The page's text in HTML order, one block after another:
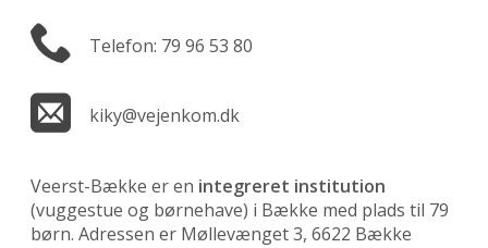
Telefon: 79 96 53 80
kiky@vejenkom.dk
Veerst-Bække er en integreret institution
(vuggestue og børnehave) i Bække med plads til 79
børn. Adressen er Møllevænget 3, 6622 Bække